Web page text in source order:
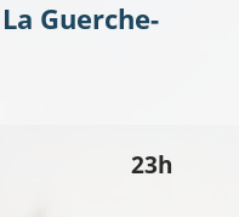
La Guerche-
23h